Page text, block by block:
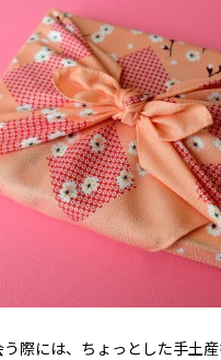
際には、ちょっとした手土